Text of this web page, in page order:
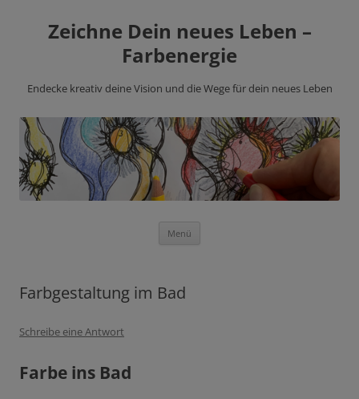
Zeichne Dein neues Leben –
Farbenergie
Endecke kreativ deine Vision und die Wege für dein neues Leben
Menü
Farbgestaltung im Bad
Schreibe eine Antwort
Farbe ins Bad